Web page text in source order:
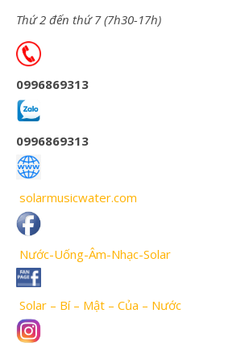
Thứ 2 đến thứ 7 (7h30-17h)
0996869313
0996869313
solarmusicwater.com
Nước-Uống-Âm-Nhạc-Solar
Solar – Bí – Mật – Của – Nước